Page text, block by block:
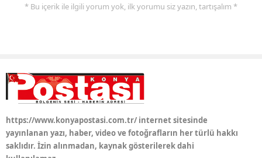
* Bu içerik ile ilgili yorum yok, ilk yorumu siz yazın, tartışalım *
https://www.konyapostasi.com.tr/ internet sitesinde
yayınlanan yazı, haber, video ve fotoğrafların her türlü hakkı
saklıdır. İzin alınmadan, kaynak gösterilerek dahi